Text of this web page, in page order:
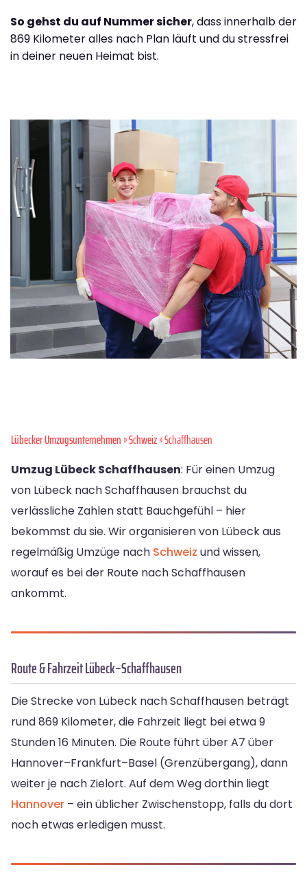
So gehst du auf Nummer sicher, dass innerhalb der
869 Kilometer alles nach Plan läuft und du stressfrei
in deiner neuen Heimat bist.
Lübecker Umzugsunternehmen»Schweiz» Schaffhausen
Umzug Lübeck Schaffhausen: Für einen Umzug
von Lübeck nach Schaffhausen brauchst du
verlässliche Zahlen statt Bauchgefühl – hier
bekommst du sie. Wir organisieren von Lübeck aus
regelmäßig Umzüge nach Schweiz und wissen,
worauf es bei der Route nach Schaffhausen
ankommt.
Route & Fahrzeit Lübeck–Schaffhausen
Die Strecke von Lübeck nach Schaffhausen beträgt
rund 869 Kilometer, die Fahrzeit liegt bei etwa 9
Stunden 16 Minuten. Die Route führt über A7 über
Hannover–Frankfurt–Basel (Grenzübergang), dann
weiter je nach Zielort. Auf dem Weg dorthin liegt
Hannover – ein üblicher Zwischenstopp, falls du dort
noch etwas erledigen musst.